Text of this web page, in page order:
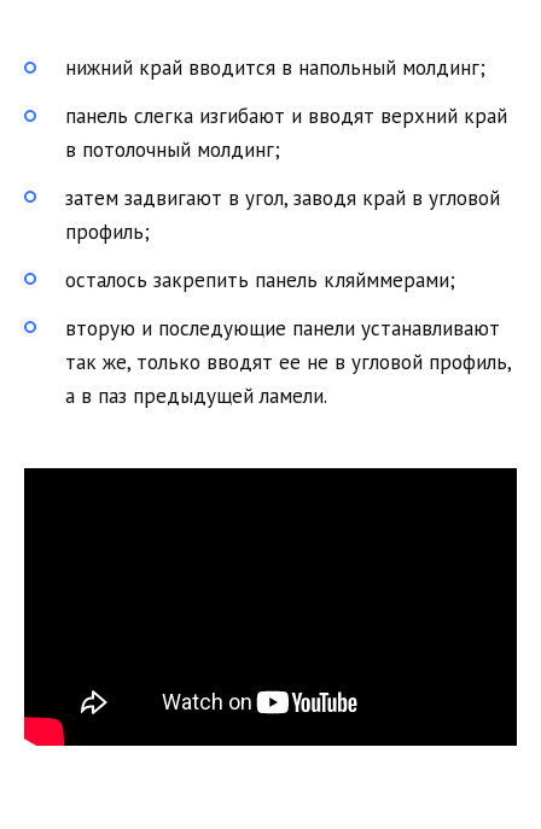
нижний край вводится в напольный молдинг;
панель слегка изгибают и вводят верхний край
в потолочный молдинг;
затем задвигают в угол, заводя край в угловой
профиль;
осталось закрепить панель кляйммерами;
вторую и последующие панели устанавливают
так же, только вводят ее не в угловой профиль,
а в паз предыдущей ламели.